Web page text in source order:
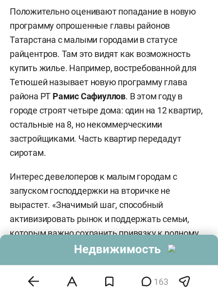
Положительно оценивают попадание в новую
программу опрошенные главы районов
Татарстана с малыми городами в статусе
райцентров. Там это видят как возможность
купить жилье. Например, востребованной для
Тетюшей называет новую программу глава
района РТ Рамис Сафиуллов. В этом году в
городе строят четыре дома: один на 12 квартир,
остальные на 8, но некоммерческими
застройщиками. Часть квартир передадут
сиротам.
Интерес девелоперов к малым городам с
запуском господдержки на вторичке не
вырастет. «Значимый шаг, способный
активизировать рынок и поддержать семьи,
которым важно сохранить привязку к родному
городу», — говорит Галеев об эффекте
163
Недвижимость